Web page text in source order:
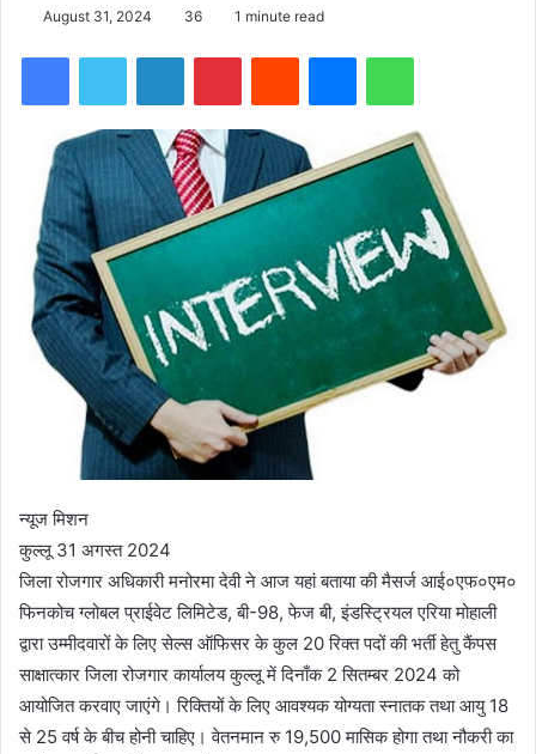
August 31, 2024 36 1 minute read
न्यूज मिशन
कुल्लू 31 अगस्त 2024
जिला रोजगार अधिकारी मनोरमा देवी ने आज यहां बताया की मैसर्ज आई०एफ०एम०
फिनकोच ग्लोबल प्राईवेट लिमिटेड, बी-98, फेज बी, इंडस्ट्रियल एरिया मोहाली
द्वारा उम्मीदवारों के लिए सेल्स ऑफिसर के कुल 20 रिक्त पदों की भर्ती हेतु कैंपस
साक्षात्कार जिला रोजगार कार्यालय कुल्लू में दिनाँक 2 सितम्बर 2024 को
आयोजित करवाए जाएंगे। रिक्तियों के लिए आवश्यक योग्यता स्नातक तथा आयु 18
से 25 वर्ष के बीच होनी चाहिए। वेतनमान रु 19,500 मासिक होगा तथा नौकरी का